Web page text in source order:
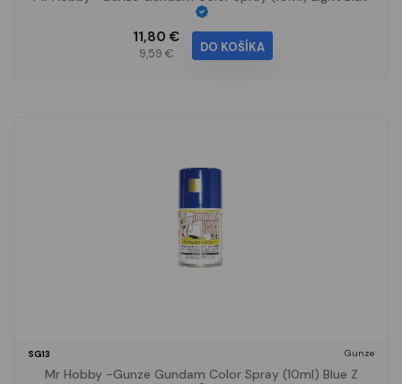
11,80 €
9,59 € DO KOŠÍKA
SG13 Gunze
Mr Hobby -Gunze Gundam Color Spray (10ml) Blue Z